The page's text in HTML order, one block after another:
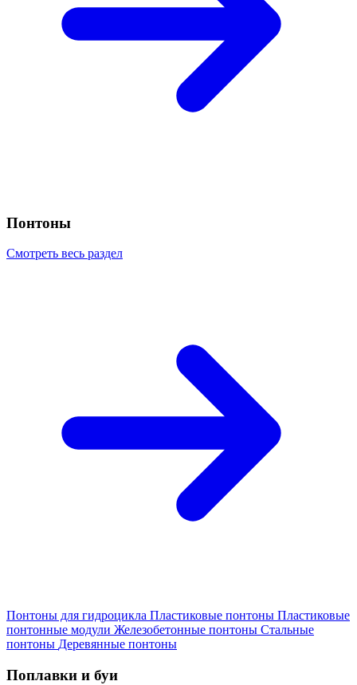
Понтоны
Смотреть весь раздел
Понтоны для гидроцикла Пластиковые понтоны Пластиковые
понтонные модули Железобетонные понтоны Стальные
понтоны Деревянные понтоны
Поплавки и буи